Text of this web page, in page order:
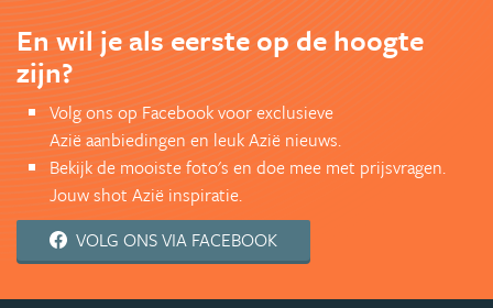
En wil je als eerste op de hoogte
zijn?
Volg ons op Facebook voor exclusieve
Azië aanbiedingen en leuk Azië nieuws.
Bekijk de mooiste foto's en doe mee met prijsvragen.
Jouw shot Azië inspiratie.
VOLG ONS VIA FACEBOOK